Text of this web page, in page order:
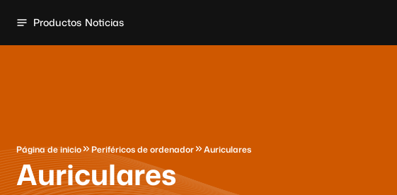
Productos Noticias
Página de inicio Periféricos de ordenador Auriculares
Auriculares